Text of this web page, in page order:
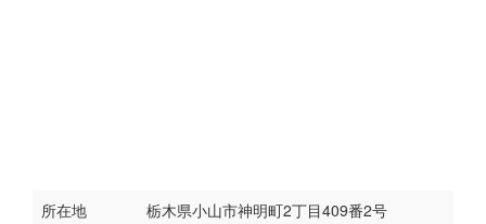
所在地
栃木県小山市神明町2丁目409番2号